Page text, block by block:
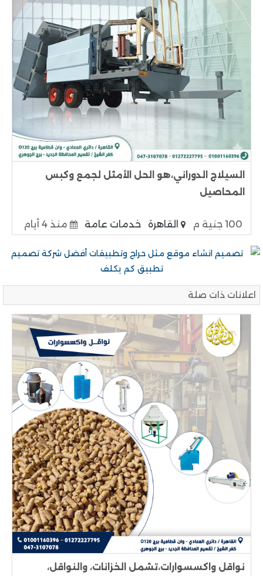
السيلاج الدوراني،هو الحل الأمثل لجمع وكبس
المحاصيل
100 جنية م القاهرة خدمات عامة منذ 4 أيام
اعلانات ذات صلة
نواقل واكسسوارات،تشمل الخزانات، والنواقل،